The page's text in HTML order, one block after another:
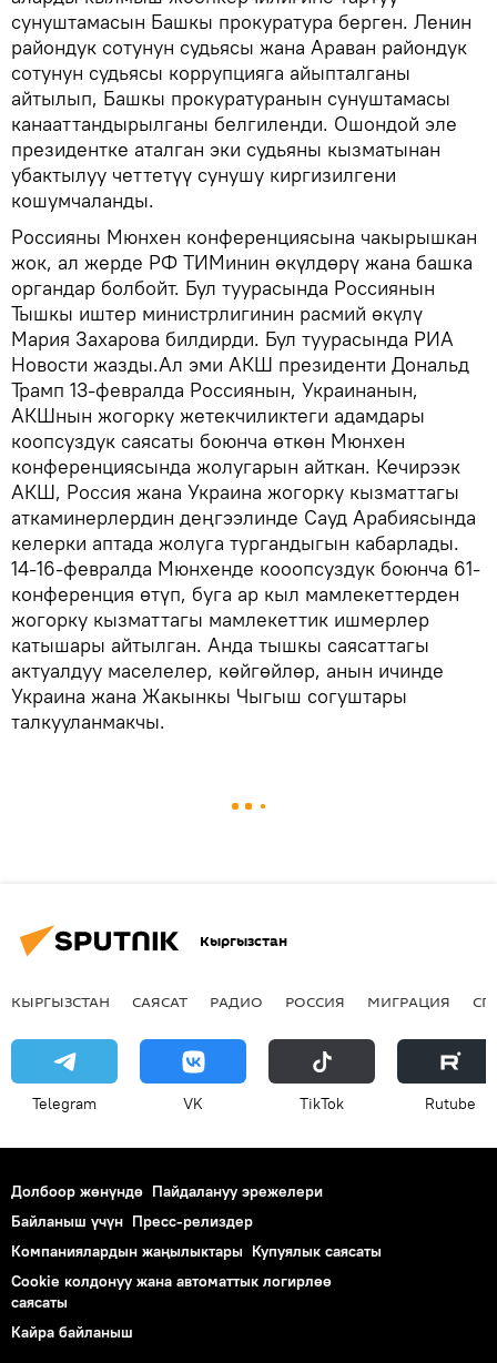
сунуштамасын Башкы прокуратура берген. Ленин
райондук сотунун судьясы жана Араван райондук
сотунун судьясы коррупцияга айыпталганы
айтылып, Башкы прокуратуранын сунуштамасы
канааттандырылганы белгиленди. Ошондой эле
президентке аталган эки судьяны кызматынан
убактылуу четтетүү сунушу киргизилгени
кошумчаланды.
Россияны Мюнхен конференциясына чакырышкан
жок, ал жерде РФ ТИМинин өкүлдөрү жана башка
органдар болбойт. Бул туурасында Россиянын
Тышкы иштер министрлигинин расмий өкүлү
Мария Захарова билдирди. Бул туурасында РИА
Новости жазды.Ал эми АКШ президенти Дональд
Трамп 13-февралда Россиянын, Украинанын,
АКШнын жогорку жетекчиликтеги адамдары
коопсуздук саясаты боюнча өткөн Мюнхен
конференциясында жолугарын айткан. Кечирээк
АКШ, Россия жана Украина жогорку кызматтагы
аткаминерлердин деңгээлинде Сауд Арабиясында
келерки аптада жолуга тургандыгын кабарлады.
14-16-февралда Мюнхенде кооопсуздук боюнча 61-
конференция өтүп, буга ар кыл мамлекеттерден
жогорку кызматтагы мамлекеттик ишмерлер
катышары айтылган. Анда тышкы саясаттагы
актуалдуу маселелер, көйгөйлөр, анын ичинде
Украина жана Жакынкы Чыгыш согуштары
талкууланмакчы.
Кыргызстан
КЫРГЫЗСТАН САЯСАТ РАДИО РОССИЯ МИГРАЦИЯ
Telegram VK ТikТоk Rutube
Долбоор жөнүндө Пайдалануу эрежелери
Байланыш үчүн Пресс-релиздер
Компаниялардын жаңылыктары Купуялык саясаты
Cookie колдонуу жана автоматтык логирлөө
саясаты
Кайра байланыш